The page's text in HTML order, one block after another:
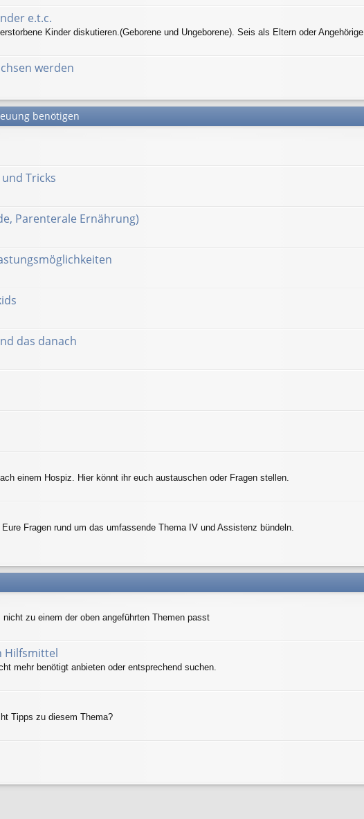
e.t.c.
Kinder diskutieren.(Geborene und Ungeborene). Seis als Eltern oder Angehörige.
werden
benötigen
Tricks
Parenterale Ernährung)
das danach
einem Hospiz. Hier könnt ihr euch austauschen oder Fragen stellen.
Fragen rund um das umfassende Thema IV und Assistenz bündeln.
zu einem der oben angeführten Themen passt
Hilfsmittel
mehr benötigt anbieten oder entsprechend suchen.
Tipps zu diesem Thema?